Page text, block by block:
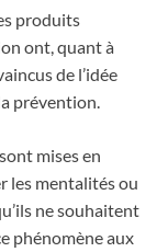
produits
ont, quant à
de l’idée
prévention.
mises en
les mentalités ou
ne souhaitent
phénomène aux